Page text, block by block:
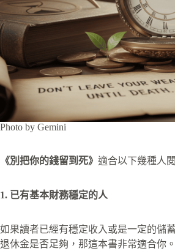
Photo by Gemini
《別把你的錢留到死》 適合以下幾種人
1. 已有基本財務穩定的人
如果讀者已經有穩定收入或是一定的儲
退休金是否足夠，那這本書非常適合你